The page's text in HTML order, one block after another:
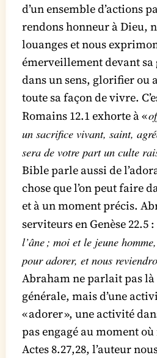
d’un ensemble d’actions
rendons honneur à Dieu,
louanges et nous
émerveillement devant sa
dans un sens, glorifier ou
toute sa façon de vivre.
Romains 12.1 exhorte à «
un sacrifice vivant, saint,
sera de votre part un culte
Bible parle aussi de
chose que l’on peut faire
et à un moment précis.
serviteurs en Genèse 22.5 :
l’âne ; moi et le jeune
pour adorer, et nous
Abraham ne parlait pas là
générale, mais d’une
« adorer », une activité
pas engagé au moment
Actes 8.27,28, l’auteur